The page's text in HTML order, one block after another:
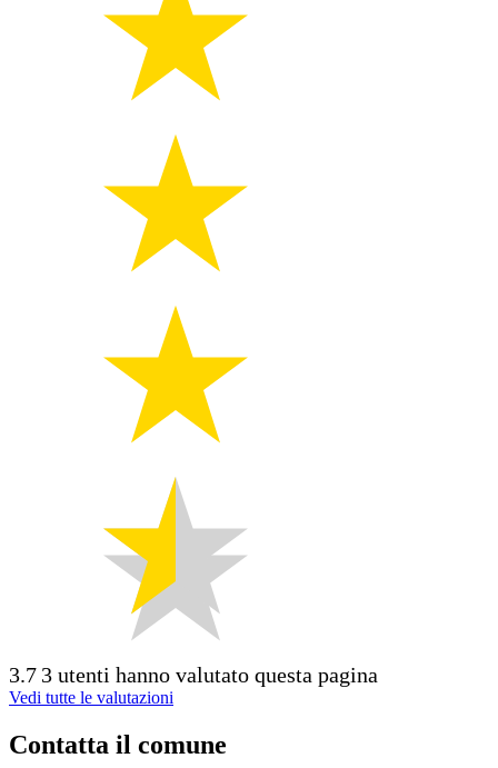
3.7 3 utenti hanno valutato questa pagina
Vedi tutte le valutazioni
Contatta il comune